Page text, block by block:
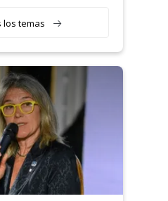
un
genética y
los temas